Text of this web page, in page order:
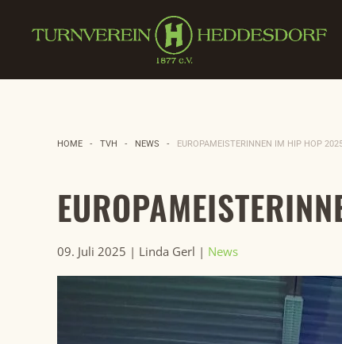
Zum Hauptinhalt springen
HOME TVH NEWS EUROPAMEISTERINNEN IM HIP HOP
09. Juli 2025 | Linda Gerl | News